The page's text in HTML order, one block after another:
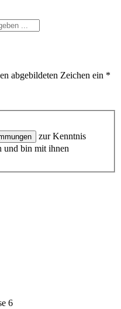
abgebildeten Zeichen ein *
zur Kenntnis
und bin mit ihnen
6